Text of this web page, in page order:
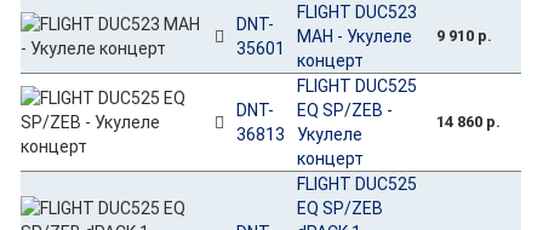
DNT-
35601
FLIGHT DUC523
MAH - Укулеле
концерт
9 910 р.
DNT-
36813
FLIGHT DUC525
EQ SP/ZEB -
Укулеле
концерт
14 860 р.
FLIGHT DUC525
EQ SP/ZEB